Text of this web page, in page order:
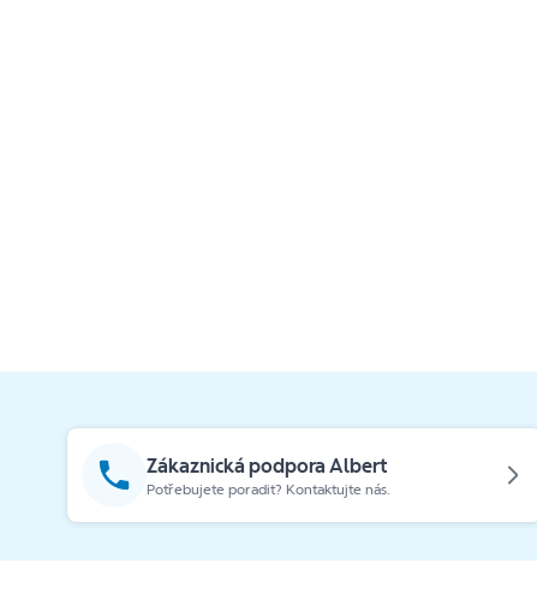
Zákaznická podpora Albert
Potřebujete poradit? Kontaktujte nás.